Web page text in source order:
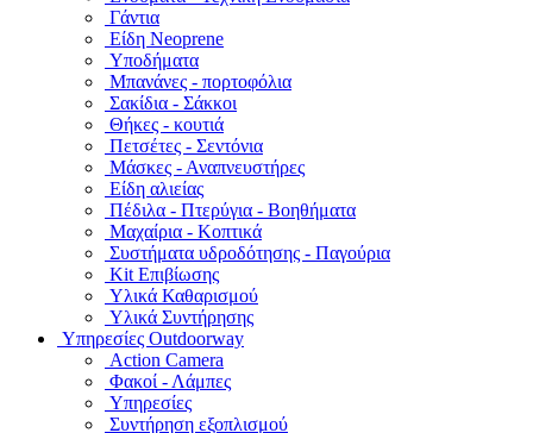
Γάντια
Είδη Neoprene
Υποδήματα
Μπανάνες - πορτοφόλια
Σακίδια - Σάκκοι
Θήκες - κουτιά
Πετσέτες - Σεντόνια
Μάσκες - Αναπνευστήρες
Είδη αλιείας
Πέδιλα - Πτερύγια - Βοηθήματα
Μαχαίρια - Κοπτικά
Συστήματα υδροδότησης - Παγούρια
Kit Επιβίωσης
Υλικά Καθαρισμού
Υλικά Συντήρησης
Υπηρεσίες Outdoorway
Action Camera
Φακοί - Λάμπες
Υπηρεσίες
Συντήρηση εξοπλισμού